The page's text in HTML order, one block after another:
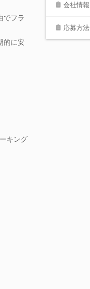
でフラ
的に安
キング
会社情報
応募方法